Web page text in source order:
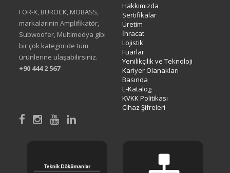
FOR-X, BUROCK, MOBASS,
markalarinin Amplifikatör,
Subwoofer, Multimedya gibi
bir çok kategoride tüm
ürünlerine ulaşabilirsiniz.
+90 444 2 567
Hakkımızda
Sertifikalar
Üretim
İhracat
Lojistik
Fuarlar
Yenilikçilik ve Teknoloji
Kariyer Olanakları
Basında
E-Katalog
KVKK Politikası
Cihaz Şifreleri